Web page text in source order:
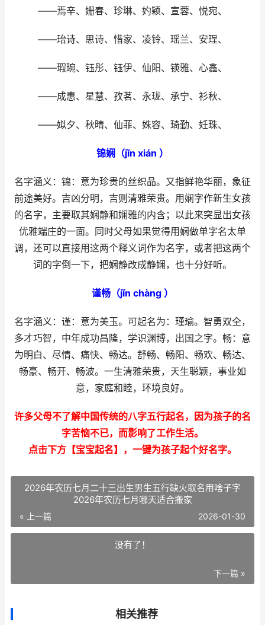
——焉辛、姗春、珍琳、妁颖、宣蓉、悦宛、
——珆诗、思诗、惜家、凌铃、瑶兰、安珵、
——瑕琬、钰彤、钰伊、仙阳、锳雅、心鑫、
——成惠、星慧、孜茗、永珑、承宁、衫秋、
——姒夕、秋晴、仙菲、姝容、琦勤、妊珠、
锦娴（jǐn xián ）
名字涵义：锦：意为珍贵的丝织品。又指鲜艳华丽，象征
前途美好。吉凶分明，吉则清雅荣贵。用娴字作新生女孩
的名字，主要取其娴静和娴雅的内含；以此来突显出女孩
优雅端庄的一面。同时父母如果觉得用娴做单字名太单
调，还可以直接用这两个释义词作为名字，或者把这两个
词的字倒一下，把娴静改成静娴，也十分好听。
谨畅（jǐn chàng ）
名字涵义：谨：意为美玉。可起名为：瑾瑜。智勇双全，
多才巧智，中年成功昌隆，学识渊博，出国之字。畅：意
为明白、尽情、痛快、畅达。舒畅、畅阳、畅欢、畅达、
畅豪、畅开、畅波。一生清雅荣贵，天生聪颖，事业如
意，家庭和睦，环境良好。
许多父母不了解中国传统的八字五行起名，因为孩子的名
字苦恼不已，而影响了工作生活。
点击下方【宝宝起名】，一键为孩子起个好名字。
2026年农历七月二十三出生男生五行缺火取名用啥子字
2026年农历七月哪天适合搬家
« 上一篇 2026-01-30
没有了！
下一篇 »
相关推荐